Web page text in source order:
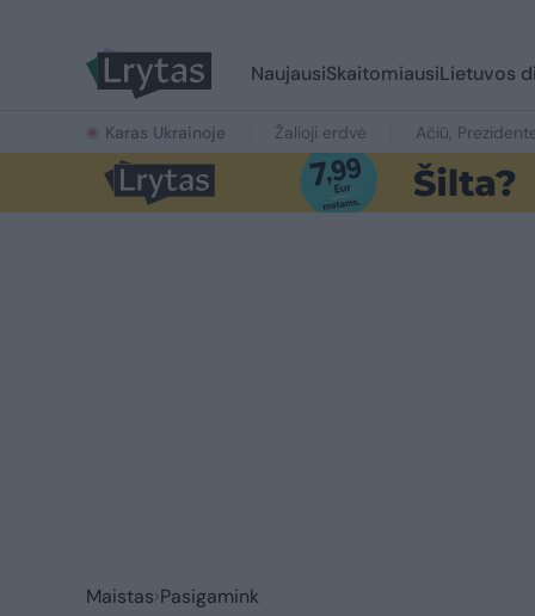
NaujausiSkaitomiausiLietuvos
Karas Ukrainoje Žalioji erdvė Ačiū,
Maistas Pasigamink